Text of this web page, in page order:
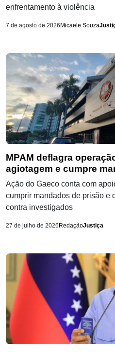
enfrentamento à violência
7 de agosto de 2026 Micaele Souza
MPAM deflagra
agiotagem e cumpre
Ação do Gaeco conta com
cumprir mandados de prisão e
contra investigados
27 de julho de 2026 RedaçãoJustiça